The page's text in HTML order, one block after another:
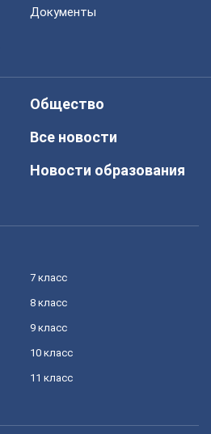
Документы
Общество
Все новости
Новости образования
7 класс
8 класс
9 класс
10 класс
11 класс